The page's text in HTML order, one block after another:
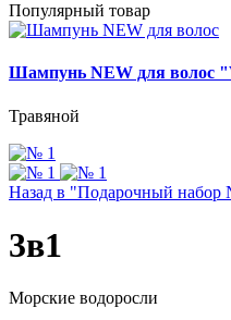
Популярный товар
Шампунь NEW для волос
Травяной
Назад в "Подарочный
3в1
Морские водоросли